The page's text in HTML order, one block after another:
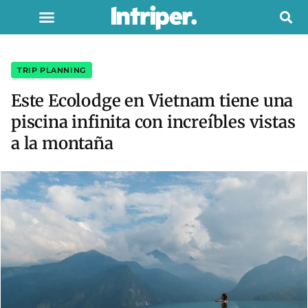
TRIP PLANNING
Este Ecolodge en Vietnam tiene una
piscina infinita con increíbles vistas
a la montaña